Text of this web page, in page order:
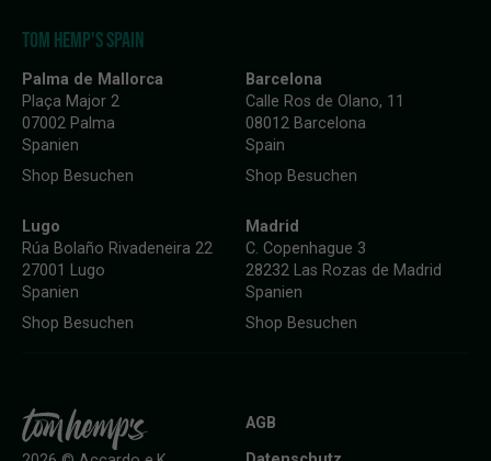
TOM HEMP'S SPAIN
Palma de Mallorca
Plaça Major 2
07002 Palma
Spanien
Shop Besuchen
Barcelona
Calle Ros de Olano, 11
08012 Barcelona
Spain
Shop Besuchen
Lugo
Rúa Bolaño Rivadeneira 22
27001 Lugo
Spanien
Shop Besuchen
Madrid
C. Copenhague 3
28232 Las Rozas de Madrid
Spanien
Shop Besuchen
AGB